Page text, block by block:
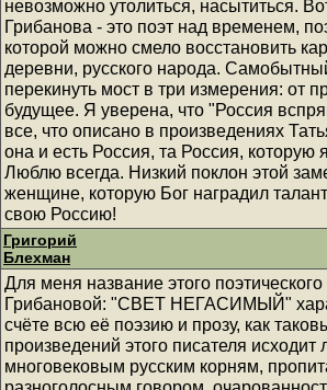
невозможно утолиться, насытиться.
Грибанова - это поэт над временем,
которой можно смело восстановить
деревни, русского народа.
перекинуть мост в три измерения: от
будущее. Я уверена, что "Россия
все, что описано в произведениях
она и есть Россия, та Россия,
Люблю всегда. Низкий поклон этой
женщине, которую Бог наградил
свою Россию!
Григорий
Блехман
Для меня название этого
Грибановой: "СВЕТ НЕГАСИМЫЙ"
счёте всю её поэзию и прозу, как
произведений этого писателя
многовековым русским корням,